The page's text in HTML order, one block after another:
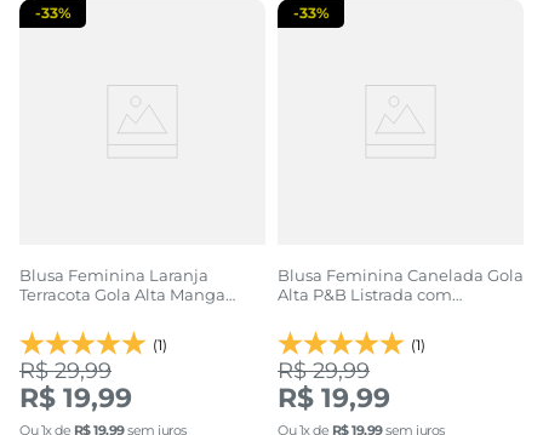
Blusa Feminina Laranja
Terracota Gola Alta Manga
(1)
-33%
R$ 29,99
R$ 19,99
Ou1x de R$19,99sem juros
Blusa Feminina Canelada Gola
Alta P&B Listrada com
(1)
-33%
R$ 29,99
R$ 19,99
Ou1x de R$19,99sem juros